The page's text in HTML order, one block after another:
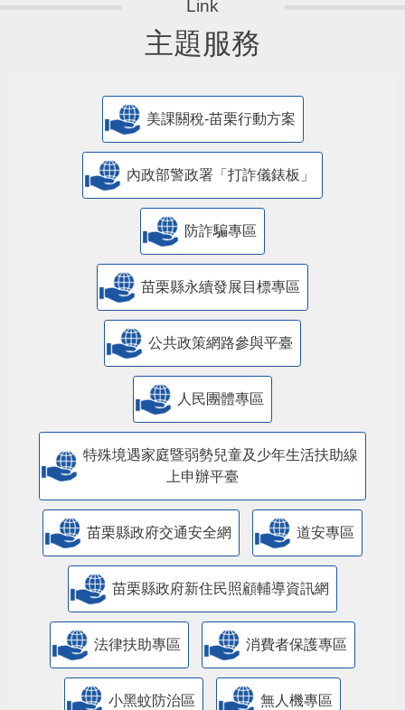
主題服務
美課關稅-苗栗行動方案
內政部警政署「打詐儀錶板」
防詐騙專區
苗栗縣永續發展目標專區
公共政策網路參與平臺
人民團體專區
特殊境遇家庭暨弱勢兒童及少年生活扶助線
上申辦平臺
苗栗縣政府交通安全網 道安專區
苗栗縣政府新住民照顧輔導資訊網
法律扶助專區 消費者保護專區
小黑蚊防治區 無人機專區